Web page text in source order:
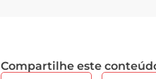
Compartilhe este